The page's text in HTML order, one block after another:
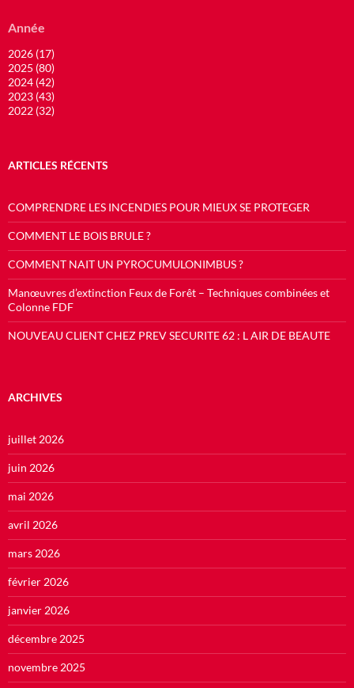
Année
2026 (17)
2025 (80)
2024 (42)
2023 (43)
2022 (32)
ARTICLES RÉCENTS
COMPRENDRE LES INCENDIES POUR MIEUX SE PROTEGER
COMMENT LE BOIS BRULE ?
COMMENT NAIT UN PYROCUMULONIMBUS ?
Manœuvres d’extinction Feux de Forêt – Techniques combinées et
Colonne FDF
NOUVEAU CLIENT CHEZ PREV SECURITE 62 : L AIR DE BEAUTE
ARCHIVES
juillet 2026
juin 2026
mai 2026
avril 2026
mars 2026
février 2026
janvier 2026
décembre 2025
novembre 2025